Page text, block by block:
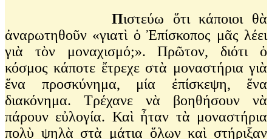
Πιστεύω ὅτι κάποιοι θὰ
ἀναρωτηθοῦν «γιατὶ ὁ Ἐπίσκοπος μᾶς λέει
γιὰ τὸν μοναχισμό;». Πρῶτον, διότι ὁ
κόσμος κάποτε ἔτρεχε στὰ μοναστήρια γιὰ
ἕνα προσκύνημα, μία ἐπίσκεψη, ἕνα
διακόνημα. Τρέχανε νὰ βοηθήσουν νὰ
πάρουν εὐλογία. Καὶ ἦταν τὰ μοναστήρια
πολὺ ψηλὰ στὰ μάτια ὅλων καὶ στήριξαν